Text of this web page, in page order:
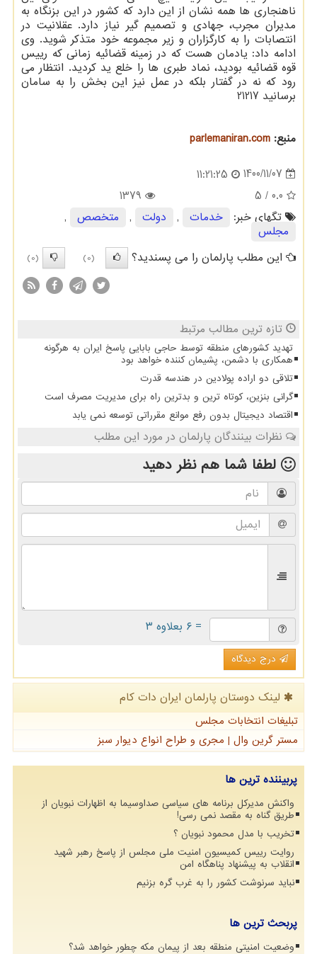
ناهنجاری ها همه نشان از این دارد که کشور در این بزنگاه به
مدیران مجرب، جهادی و تصمیم گیر نیاز دارد. عقلانیت در
انتصابات را به کارگزاران و زیر مجموعه خود متذکر شوید. وی
ادامه داد: یادمان هست که در زمینه قضائیه زمانی که رییس
قوه قضائیه بودید، نماد طبری ها را خلع ید کردید. انتظار می
رود که نه در گفتار بلکه در عمل نیز این بخش را به سامان
برسانید 21217
منبع: parlemaniran.com
1400/11/07
11:21:25
0.0
/ 5
1379
تگهای خبر:
خدمات , دولت , متخصص
,
مجلس
این مطلب پارلمان را می پسندید؟
(0)
(0)
تازه ترین مطالب مرتبط
تهدید کشورهای منطقه توسط حاجی بابایی پاسخ ایران به هرگونه
همکاری با دشمن، پشیمان کننده خواهد بود
تلاقی دو اراده پولادین در هندسه قدرت
گرانی بنزین، کوتاه ترین و بدترین راه برای مدیریت مصرف است
اقتصاد دیجیتال بدون رفع موانع مقرراتی توسعه نمی یابد
نظرات بینندگان پارلمان در مورد این مطلب
لطفا شما همنظر دهید
= ۶ بعلاوه ۳
درج دیدگاه
لینک دوستان پارلمان ایران دات كام
تبلیغات انتخابات مجلس
مستر گرین وال | مجری و طراح انواع دیوار سبز
پربیننده ترین ها
واکنش مدیرکل برنامه های سیاسی صداوسیما به اظهارات نبویان از
طریق گناه به مقصد نمی رسی!
تخریب با مدل محمود نبویان ؟
روایت رییس کمیسیون امنیت ملی مجلس از پاسخ رهبر شهید
انقلاب به پیشنهاد پناهگاه امن
نباید سرنوشت کشور را به غرب گره بزنیم
پربحث ترین ها
وضعیت امنیتی منطقه بعد از پیمان مکه چطور خواهد شد؟